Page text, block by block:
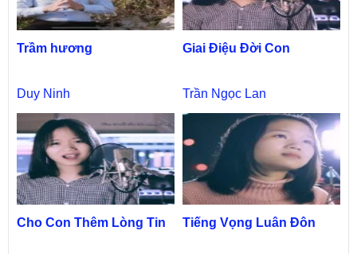
Trầm hương
Duy Ninh
Giai Điệu Đời Con
Trần Ngọc Lan
Cho Con Thêm Lòng Tin Tiếng Vọng Luân Đôn